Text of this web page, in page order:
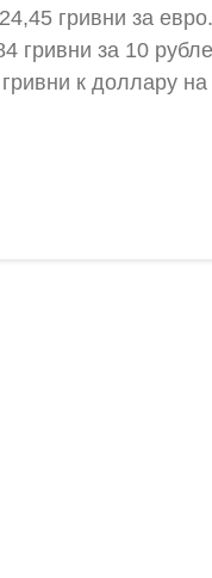
гривни за евро.
гривни за 10
к доллару